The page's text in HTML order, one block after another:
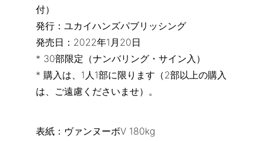
付）
発行：ユカイハンズパブリッシング
発売日：2022年1月20日
* 30部限定（ナンバリング・サイン入）
* 購入は、1人1部に限ります（2部以上の購入
は、ご遠慮くださいませ）。
表紙：ヴァンヌーボV 180kg